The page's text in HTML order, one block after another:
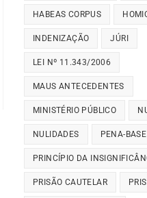
HABEAS CORPUS
INDENIZAÇÃO JÚRI
LEI Nº 11.343/2006
MAUS ANTECEDENTES
MINISTÉRIO PÚBLICO
NULIDADES PENA-BASE
PRINCÍPIO DA
PRISÃO CAUTELAR